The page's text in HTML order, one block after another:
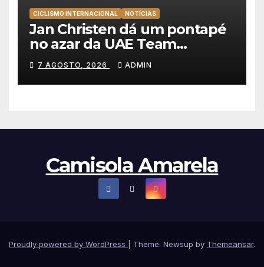
CICLISMO INTERNACIONAL NOTÍCIAS
Jan Christen dá um pontapé
no azar da UAE Team
Emirates e vence na Volta a
Polónia
7 AGOSTO, 2026 ADMIN
Camisola Amarela
Proudly powered by WordPress Theme: Newsup by Themeansar.